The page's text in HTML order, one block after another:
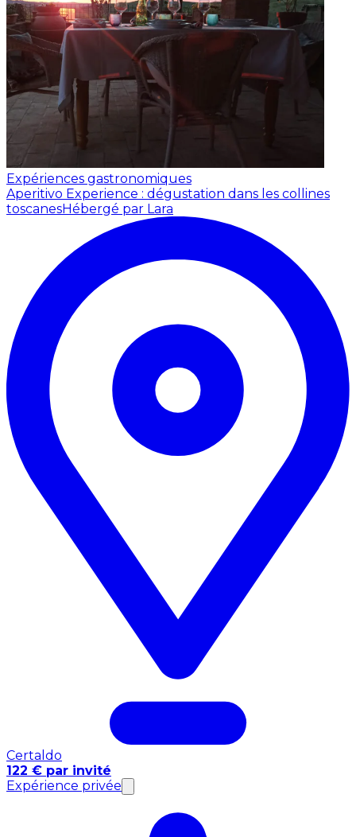
Expériences gastronomiques
Aperitivo Experience : dégustation dans les collines
toscanesHébergé par Lara
Certaldo
122 € par invité
Expérience privée